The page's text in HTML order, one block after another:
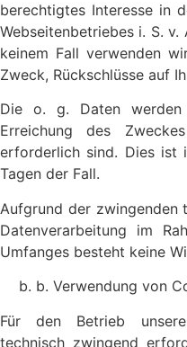
berechtigtes Interesse in
Webseitenbetriebes i. S. v.
keinem Fall verwenden
Zweck, Rückschlüsse auf
Die o. g. Daten
Erreichung des
erforderlich sind. Dies ist
Tagen der Fall.
Aufgrund der zwingenden
Datenverarbeitung im
Umfanges besteht keine
b. Verwendung von
Für den Betrieb
technisch zwingend